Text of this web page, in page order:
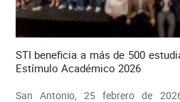
STI beneficia a más de 500
Estímulo Académico 2026
San Antonio, 25 febrero de